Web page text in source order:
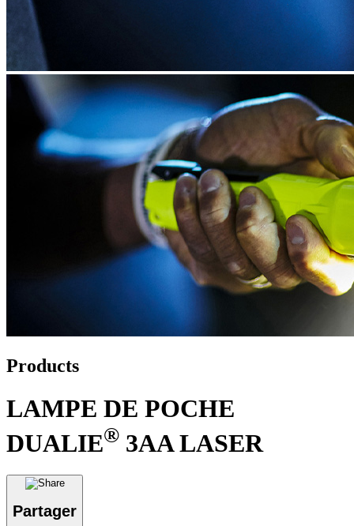
Products
LAMPE DE POCHE
DUALIE® 3AA LASER
Partager